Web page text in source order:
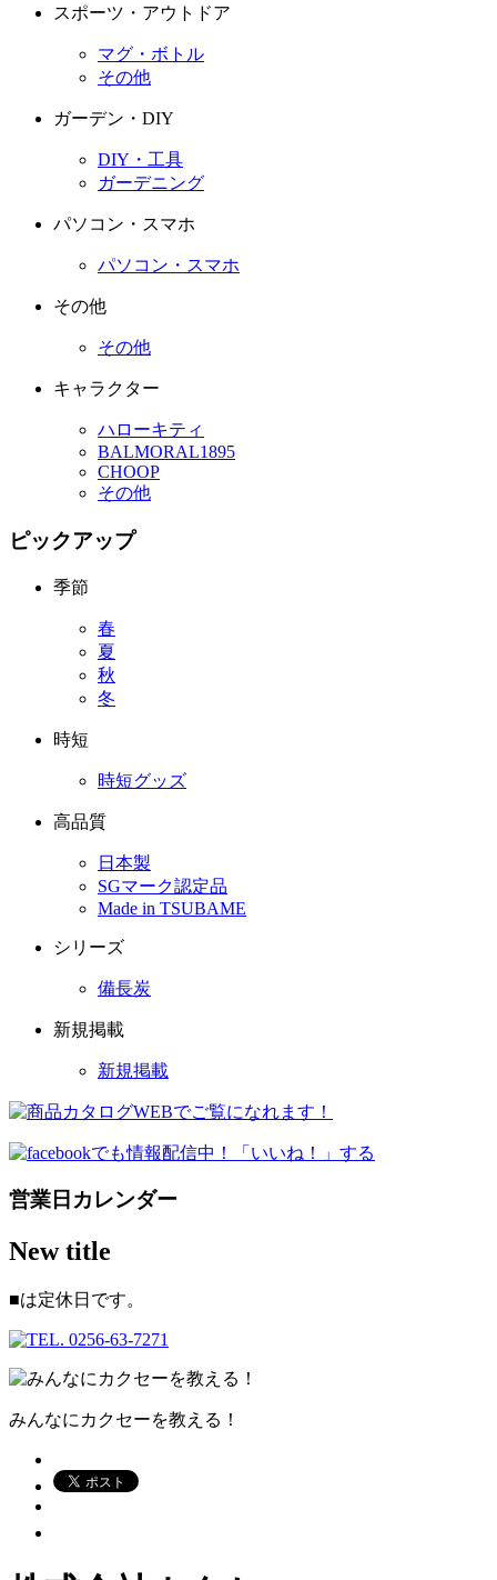
スポーツ・アウトドア
マグ・ボトル
その他
ガーデン・DIY
DIY・工具
ガーデニング
パソコン・スマホ
パソコン・スマホ
その他
その他
キャラクター
ハローキティ
BALMORAL1895
CHOOP
その他
ピックアップ
季節
春
夏
秋
冬
時短
時短グッズ
高品質
日本製
SGマーク認定品
Made in TSUBAME
シリーズ
備長炭
新規掲載
新規掲載
営業日カレンダー
New title
■は定休日です。
みんなにカクセーを教える！